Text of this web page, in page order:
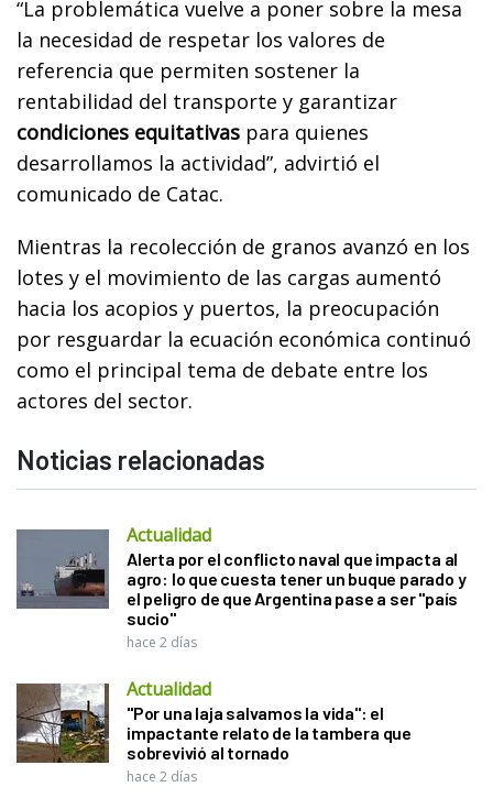
“La problemática vuelve a poner sobre la mesa
la necesidad de respetar los valores de
referencia que permiten sostener la
rentabilidad del transporte y garantizar
condiciones equitativas para quienes
desarrollamos la actividad”, advirtió el
comunicado de Catac.
Mientras la recolección de granos avanzó en los
lotes y el movimiento de las cargas aumentó
hacia los acopios y puertos, la preocupación
por resguardar la ecuación económica continuó
como el principal tema de debate entre los
actores del sector.
Noticias relacionadas
Actualidad
Alerta por el conflicto naval que impacta al
agro: lo que cuesta tener un buque parado y
el peligro de que Argentina pase a ser "país
sucio"
hace 2 días
Actualidad
"Por una laja salvamos la vida": el
impactante relato de la tambera que
sobrevivió al tornado
hace 2 días